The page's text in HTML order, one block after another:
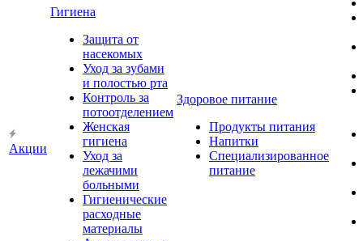
Акции
Гигиена
Защита от
насекомых
Уход за зубами
и полостью рта
Контроль за
потоотделением
Женская
гигиена
Уход за
лежачими
больными
Гигиенические
расходные
материалы
Здоровое питание
Продукты питания
Напитки
Специализированное
питание